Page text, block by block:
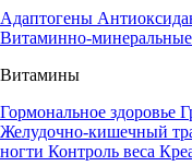
Адаптогены
Витаминно-
Витамины
Гормональное здоровье
Желудочно-кишечный
ногти Контроль веса